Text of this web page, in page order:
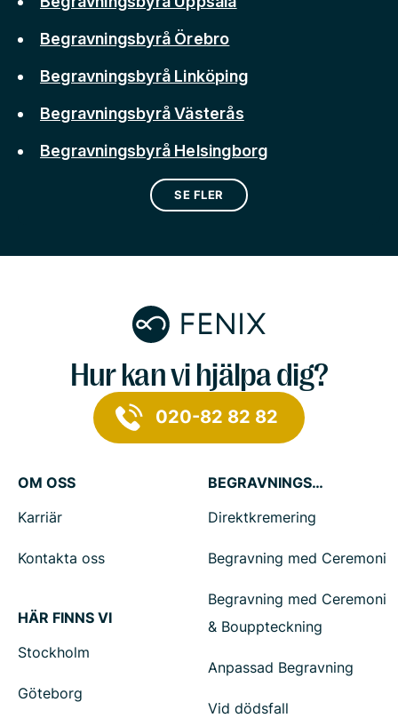
Begravningsbyrå Örebro
Begravningsbyrå Linköping
Begravningsbyrå Västerås
Begravningsbyrå Helsingborg
SE FLER
Hur kan vi hjälpa dig?
020-82 82 82
OM OSS
Karriär
Kontakta oss
HÄR FINNS VI
Stockholm
Göteborg
BEGRAVNINGSTJÄNSTER
Direktkremering
Begravning med Ceremoni
Begravning med Ceremoni
& Bouppteckning
Anpassad Begravning
Vid dödsfall